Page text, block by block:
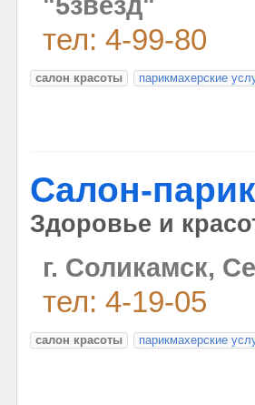
тел: 4-99-80
салон красоты парикмахерские
Салон-
Здоровье и
г. Соликамск,
тел: 4-19-05
салон красоты парикмахерские